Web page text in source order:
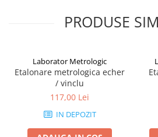
Certificat oficial, necesar pentru
Utilizari recomandate
Laboratoare de metrologie si
Calibrarea durimetrelor Rockwell,
Sectii de productie metalurgica si
Procese industriale unde
duritate este esentiala
PRODUSE
Laborator Metrologic
Etalonare metrologica echer
/ vinclu
117,00 Lei
IN DEPOZIT